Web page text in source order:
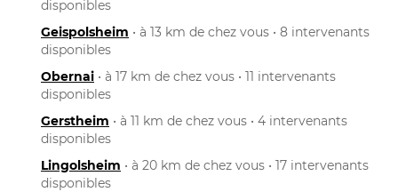
disponibles
Geispolsheim • à 13 km de chez vous • 8 intervenants
disponibles
Obernai • à 17 km de chez vous • 11 intervenants
disponibles
Gerstheim • à 11 km de chez vous • 4 intervenants
disponibles
Lingolsheim • à 20 km de chez vous • 17 intervenants
disponibles